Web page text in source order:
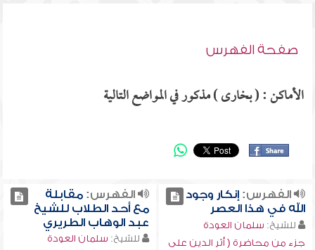
صفحة الفهرس
الأماكن : ( بخارى ) مذكور في المواضع التالية
الفهرس:إنكار وجود
الله في هذا العصر
للشيخ: سلمان العودة
جزء من محاضرة ( أثر الدين على
الفهرس:مقابلة
مع أحد الطلاب للشيخ
عبد الوهاب الطريري
للشيخ: سلمان العودة